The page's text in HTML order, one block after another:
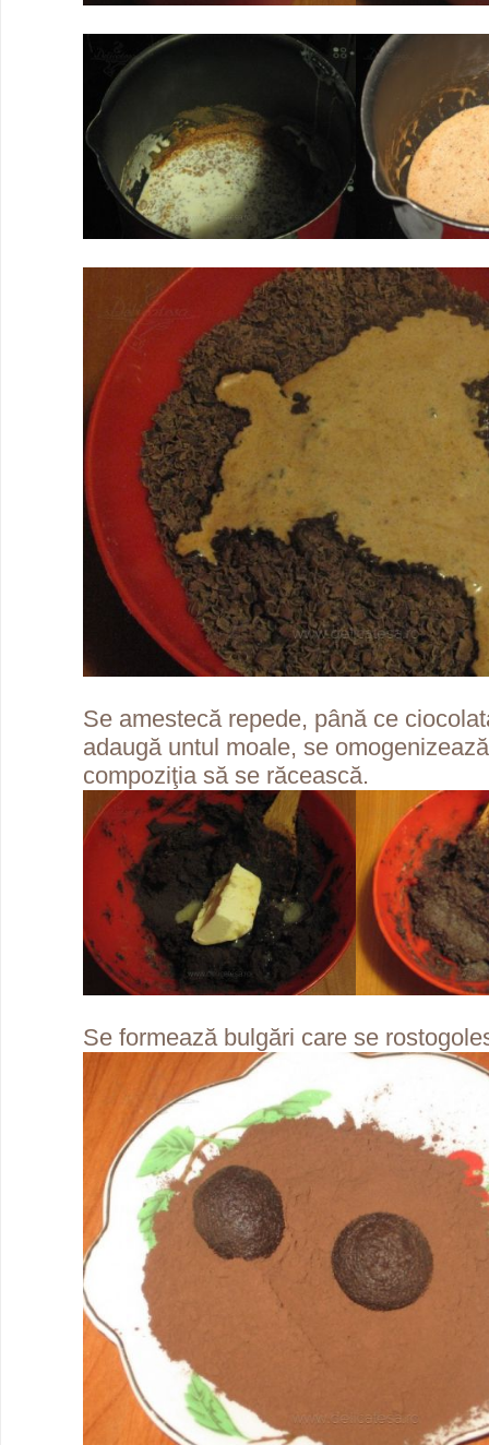
Se amestecă repede, până ce
adaugă untul moale, se
compoziţia să se răcească.
Se formează bulgări care se